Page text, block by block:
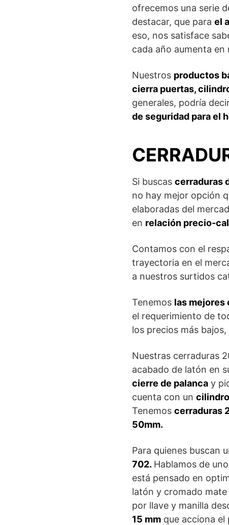
ofrecemos una serie
destacar, que para el
eso, nos satisface
cada año aumenta
Nuestros productos
cierra puertas,
generales, podría
de seguridad para el
Si buscas cerraduras
no hay mejor opción
elaboradas del
en relación precio-
Contamos con el
trayectoria en el
a nuestros surtidos
Tenemos las mejores
el requerimiento de
los precios más bajos,
Nuestras cerraduras
acabado de latón en
cierre de palanca y
cuenta con un
Tenemos cerraduras
50mm.
Para quienes buscan
702. Hablamos de
está pensado en
latón y cromado
por llave y manilla
15 mm que acciona